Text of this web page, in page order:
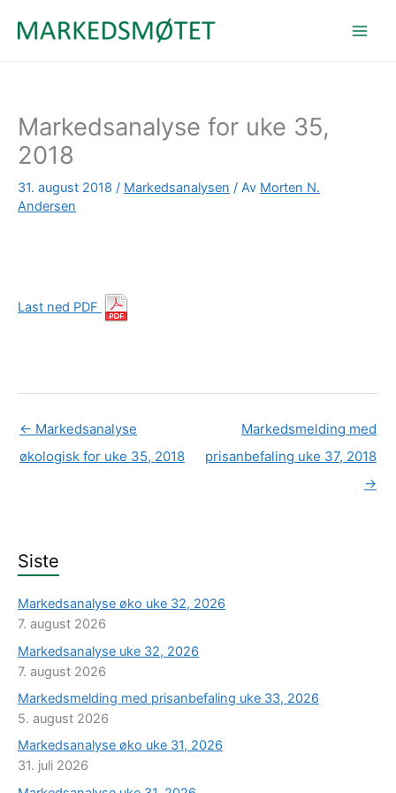
Markedsanalyse for uke 35,
2018
31. august 2018 / Markedsanalysen / Av Morten N.
Andersen
Last ned PDF
← Markedsanalyse
økologisk for uke 35, 2018
Markedsmelding med
prisanbefaling uke 37, 2018
→
Siste
Markedsanalyse øko uke 32, 2026
7. august 2026
Markedsanalyse uke 32, 2026
7. august 2026
Markedsmelding med prisanbefaling uke 33, 2026
5. august 2026
Markedsanalyse øko uke 31, 2026
31. juli 2026